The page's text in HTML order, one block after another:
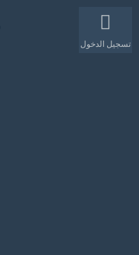
تسجيل الدخول